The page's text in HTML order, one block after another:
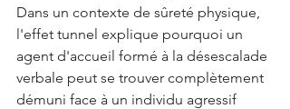
Dans un contexte de sûreté physique,
l'effet tunnel explique pourquoi un
agent d'accueil formé à la désescalade
verbale peut se trouver complètement
démuni face à un individu agressif